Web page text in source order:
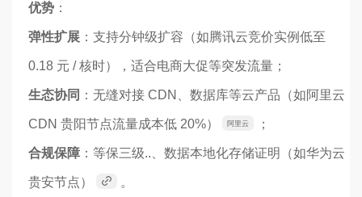
优势 ：
弹性扩展 ：支持分钟级扩容（如腾讯云竞价实例低至
0.18 元 / 核时），适合电商大促等突发流量；
生态协同 ：无缝对接 CDN、数据库等云产品（如阿里云
CDN 贵阳节点流量成本低 20%） 阿里云 ；
合规保障 ：等保三级..、数据本地化存储证明（如华为云
贵安节点） 。